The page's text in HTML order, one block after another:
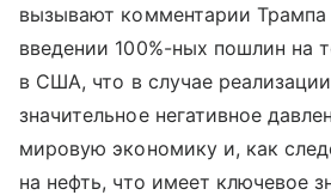
вызывают комментарии Трампа
введении 100%-ных пошлин на
в США, что в случае
значительное негативное
мировую экономику и, как
на нефть, что имеет ключевое